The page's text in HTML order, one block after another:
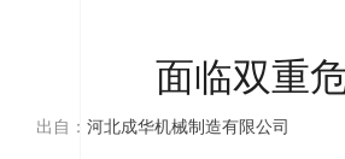
面临双重
出自： 河北成华机械制造有限公司